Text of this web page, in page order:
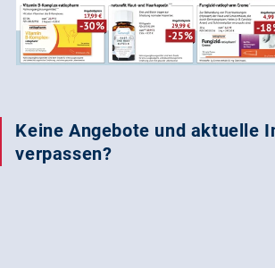
Keine Angebote und aktuelle
verpassen?